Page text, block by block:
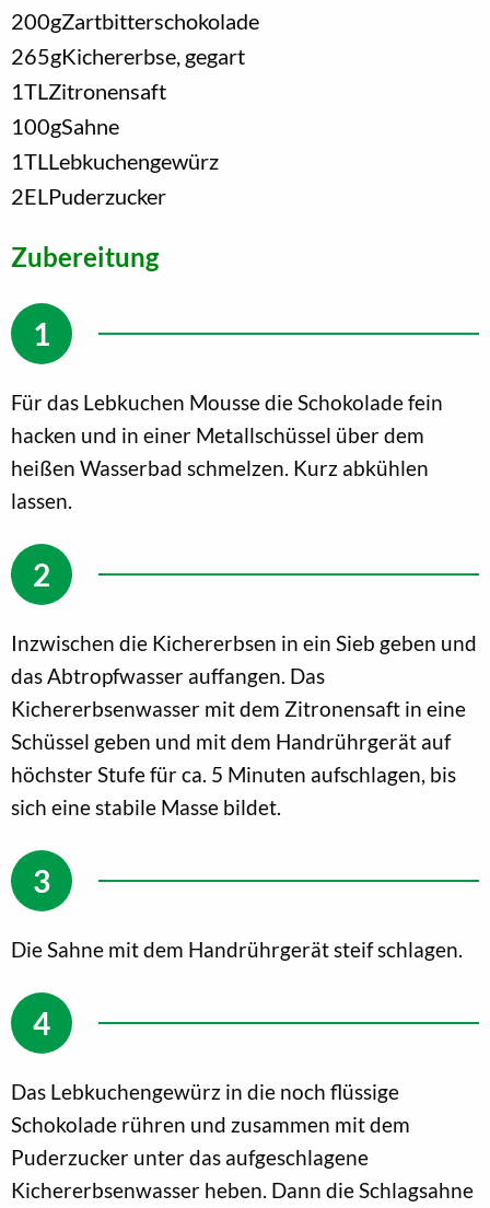
200gZartbitterschokolade
265gKichererbse, gegart
1TL Zitronensaft
100gSahne
1TL Lebkuchengewürz
2EL Puderzucker
Zubereitung
Für das Lebkuchen Mousse die Schokolade fein
hacken und in einer Metallschüssel über dem
heißen Wasserbad schmelzen. Kurz abkühlen
lassen.
Inzwischen die Kichererbsen in ein Sieb geben und
das Abtropfwasser auffangen. Das
Kichererbsenwasser mit dem Zitronensaft in eine
Schüssel geben und mit dem Handrührgerät auf
höchster Stufe für ca. 5 Minuten aufschlagen, bis
sich eine stabile Masse bildet.
Die Sahne mit dem Handrührgerät steif schlagen.
Das Lebkuchengewürz in die noch flüssige
Schokolade rühren und zusammen mit dem
Puderzucker unter das aufgeschlagene
Kichererbsenwasser heben. Dann die Schlagsahne